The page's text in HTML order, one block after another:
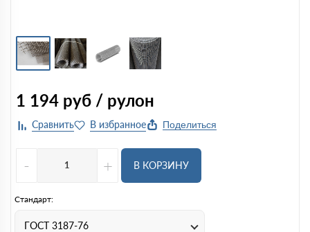
1 194 руб / рулон
Поделиться
- + В КОРЗИНУ
Стандарт:
ГОСТ 3187-76